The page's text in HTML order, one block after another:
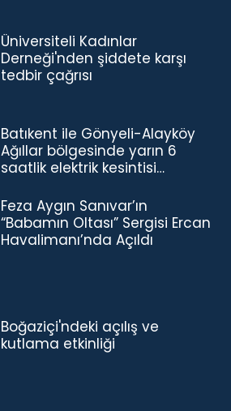
Üniversiteli Kadınlar
Derneği'nden şiddete karşı
tedbir çağrısı
Batıkent ile Gönyeli-Alayköy
Ağıllar bölgesinde yarın 6
saatlik elektrik kesintisi…
Feza Aygın Sanıvar’ın
“Babamın Oltası” Sergisi Ercan
Havalimanı’nda Açıldı
Boğaziçi'ndeki açılış ve
kutlama etkinliği